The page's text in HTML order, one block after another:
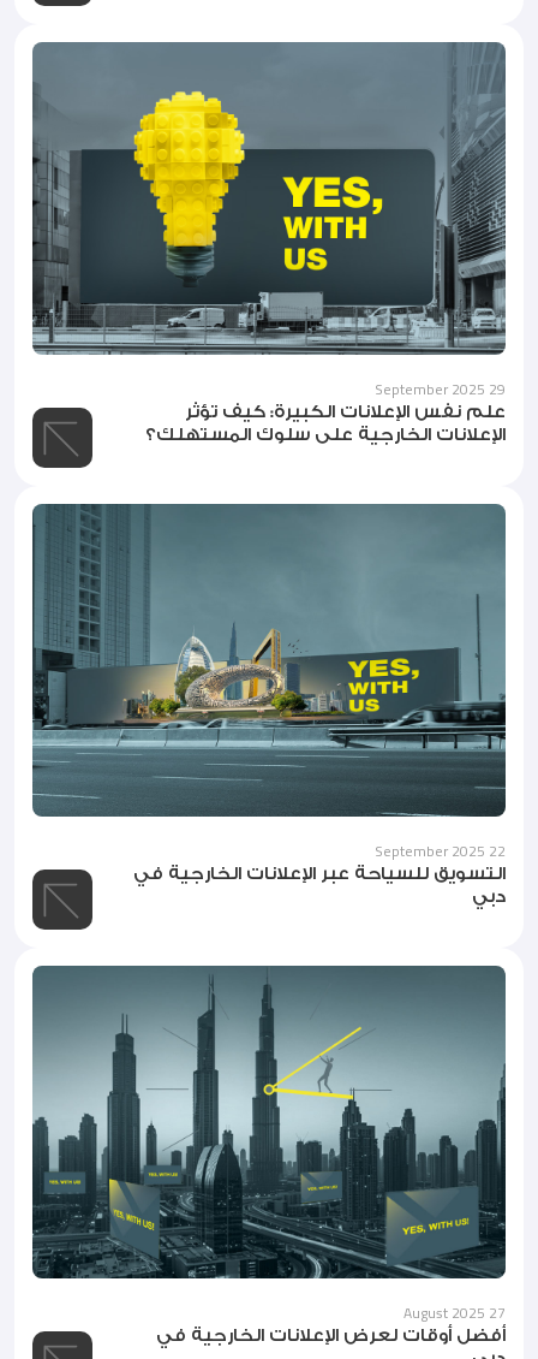
29 September 2025
علم نفس الإعلانات الكبيرة: كيف تؤثر
الإعلانات الخارجية على سلوك المستهلك؟
22 September 2025
التسويق للسياحة عبر الإعلانات الخارجية في
دبي
27 August 2025
أفضل أوقات لعرض الإعلانات الخارجية في